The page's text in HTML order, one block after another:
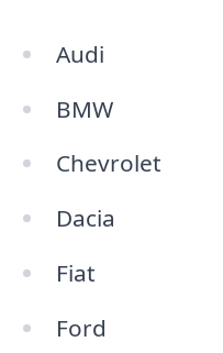
Audi
BMW
Chevrolet
Dacia
Fiat
Ford